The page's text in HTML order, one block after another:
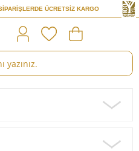
ÜCRETSİZ KARGO